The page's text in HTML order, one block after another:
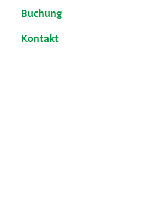
Buchung
Kontakt